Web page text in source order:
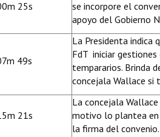
25s
se incorpore el
apoyo del Gobierno
49s
La Presidenta indica
FdT iniciar
tempararios. Brinda
concejala Wallace si
21s
La concejala
motivo lo plantea en
la firma del